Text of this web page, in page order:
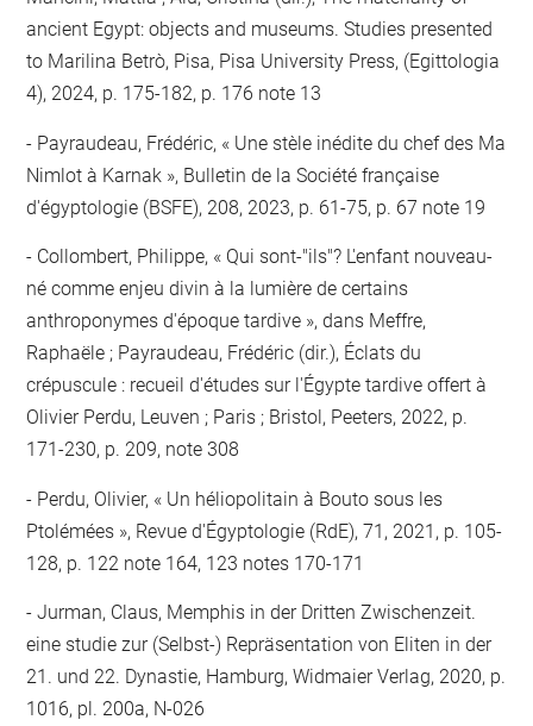
ancient Egypt: objects and museums. Studies presented
to Marilina Betrò, Pisa, Pisa University Press, (Egittologia
4), 2024, p. 175-182, p. 176 note 13
Payraudeau, Frédéric, « Une stèle inédite du chef des Ma
Nimlot à Karnak », Bulletin de la Société française
d'égyptologie (BSFE), 208, 2023, p. 61-75, p. 67 note 19
Collombert, Philippe, « Qui sont-"ils"? L'enfant nouveau-
né comme enjeu divin à la lumière de certains
anthroponymes d'époque tardive », dans Meffre,
Raphaële ; Payraudeau, Frédéric (dir.), Éclats du
crépuscule : recueil d'études sur l'Égypte tardive offert à
Olivier Perdu, Leuven ; Paris ; Bristol, Peeters, 2022, p.
171-230, p. 209, note 308
Perdu, Olivier, « Un héliopolitain à Bouto sous les
Ptolémées », Revue d'Égyptologie (RdE), 71, 2021, p. 105-
128, p. 122 note 164, 123 notes 170-171
Jurman, Claus, Memphis in der Dritten Zwischenzeit.
eine studie zur (Selbst-) Repräsentation von Eliten in der
21. und 22. Dynastie, Hamburg, Widmaier Verlag, 2020, p.
1016, pl. 200a, N-026